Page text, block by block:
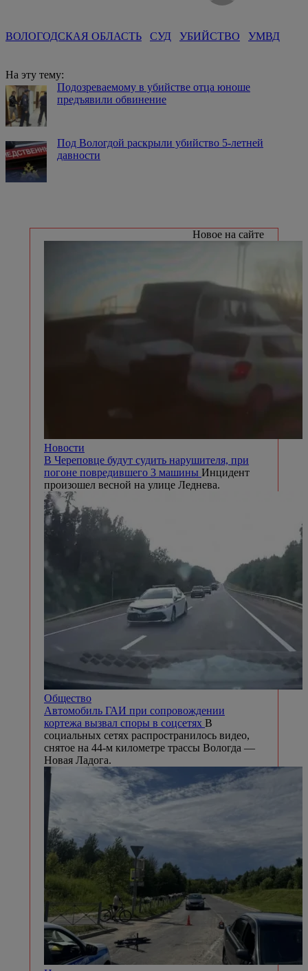
ВОЛОГОДСКАЯ ОБЛАСТЬ СУД УБИЙСТВО УМВД
На эту тему:
Подозреваемому в убийстве отца юноше
предъявили обвинение
Под Вологдой раскрыли убийство 5-летней
давности
Новое на сайте
Новости
В Череповце будут судить нарушителя, при
погоне повредившего 3 машины Инцидент
произошел весной на улице Леднева.
Общество
Автомобиль ГАИ при сопровождении
кортежа вызвал споры в соцсетях В
социальных сетях распространилось видео,
снятое на 44-м километре трассы Вологда —
Новая Ладога.